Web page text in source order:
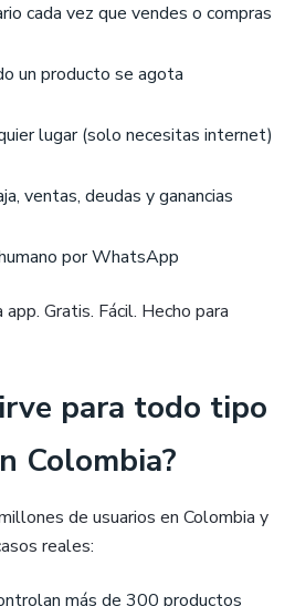
cada vez que vendes o compras
un producto se agota
lugar (solo necesitas internet)
ventas, deudas y ganancias
por WhatsApp
Gratis. Fácil. Hecho para
para todo tipo
Colombia?
de usuarios en Colombia y
reales:
más de 300 productos